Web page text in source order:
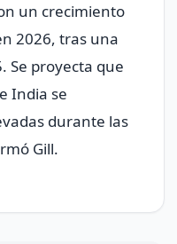
un crecimiento
2026, tras una
Se proyecta que
India se
durante las
Gill.